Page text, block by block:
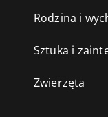
Rodzina i
Sztuka i
Zwierzęta